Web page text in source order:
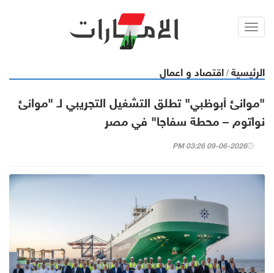
Toggl
الرئيسية / اقتصاد و اعمال
"موانئ أبوظبي" تطلق التشغيل التجريبي لـ "موانئ
نواتوم – محطة سفاجا" في مصر
09-06-2026 03:26 PM